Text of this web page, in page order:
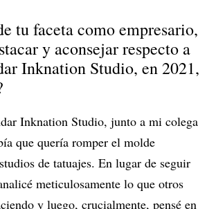
tu faceta como empresario,
y aconsejar respecto a
Inknation Studio, en 2021,
Inknation Studio, junto a mi colega
que quería romper el molde
de tatuajes. En lugar de seguir
meticulosamente lo que otros
y luego, crucialmente, pensé en